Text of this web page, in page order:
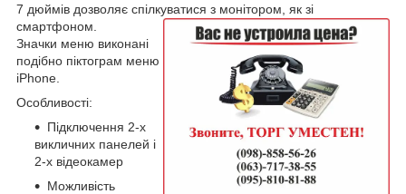
7 дюймів дозволяє спілкуватися з монітором, як зі
смартфоном.
Значки меню виконані
подібно піктограм меню
iPhone.
Особливості:
Підключення 2-х
викличних панелей і
2-х відеокамер
Можливість